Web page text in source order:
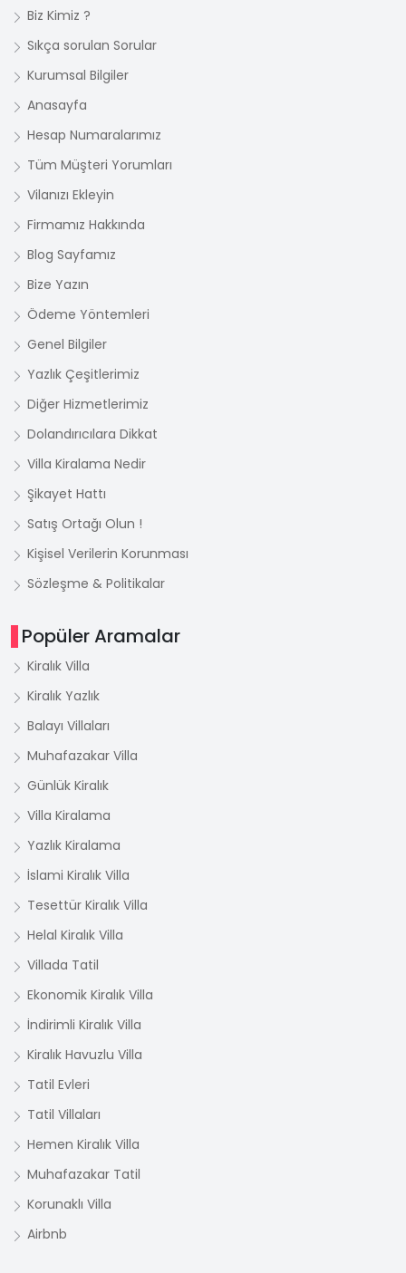
Biz Kimiz ?
Sıkça sorulan Sorular
Kurumsal Bilgiler
Anasayfa
Hesap Numaralarımız
Tüm Müşteri Yorumları
Vilanızı Ekleyin
Firmamız Hakkında
Blog Sayfamız
Bize Yazın
Ödeme Yöntemleri
Genel Bilgiler
Yazlık Çeşitlerimiz
Diğer Hizmetlerimiz
Dolandırıcılara Dikkat
Villa Kiralama Nedir
Şikayet Hattı
Satış Ortağı Olun !
Kişisel Verilerin Korunması
Sözleşme & Politikalar
Popüler Aramalar
Kiralık Villa
Kiralık Yazlık
Balayı Villaları
Muhafazakar Villa
Günlük Kiralık
Villa Kiralama
Yazlık Kiralama
İslami Kiralık Villa
Tesettür Kiralık Villa
Helal Kiralık Villa
Villada Tatil
Ekonomik Kiralık Villa
İndirimli Kiralık Villa
Kiralık Havuzlu Villa
Tatil Evleri
Tatil Villaları
Hemen Kiralık Villa
Muhafazakar Tatil
Korunaklı Villa
Airbnb